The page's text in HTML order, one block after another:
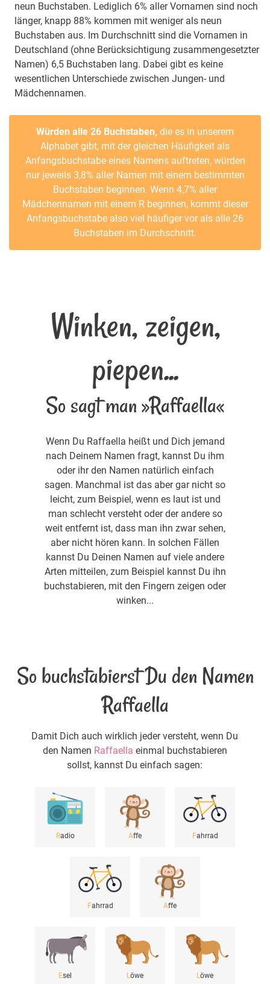
neun Buchstaben. Lediglich 6% aller Vornamen sind noch
länger, knapp 88% kommen mit weniger als neun
Buchstaben aus. Im Durchschnitt sind die Vornamen in
Deutschland (ohne Berücksichtigung zusammengesetzter
Namen) 6,5 Buchstaben lang. Dabei gibt es keine
wesentlichen Unterschiede zwischen Jungen- und
Mädchennamen.
Würden alle 26 Buchstaben, die es in unserem
Alphabet gibt, mit der gleichen Häufigkeit als
Anfangsbuchstabe eines Namens auftreten, würden
nur jeweils 3,8% aller Namen mit einem bestimmten
Buchstaben beginnen. Wenn 4,7% aller
Mädchennamen mit einem R beginnen, kommt dieser
Anfangsbuchstabe also viel häufiger vor als alle 26
Buchstaben im Durchschnitt.
Winken, zeigen,
piepen...
So sagt man »Raffaella«
Wenn Du Raffaella heißt und Dich jemand
nach Deinem Namen fragt, kannst Du ihm
oder ihr den Namen natürlich einfach
sagen. Manchmal ist das aber gar nicht so
leicht, zum Beispiel, wenn es laut ist und
man schlecht versteht oder der andere so
weit entfernt ist, dass man ihn zwar sehen,
aber nicht hören kann. In solchen Fällen
kannst Du Deinen Namen auf viele andere
Arten mitteilen, zum Beispiel kannst Du ihn
buchstabieren, mit den Fingern zeigen oder
winken...
So buchstabierst Du den Namen
Raffaella
Damit Dich auch wirklich jeder versteht, wenn Du
den Namen Raffaella einmal buchstabieren
sollst, kannst Du einfach sagen:
Radio Affe Fahrrad
Fahrrad Affe
Esel Löwe Löwe